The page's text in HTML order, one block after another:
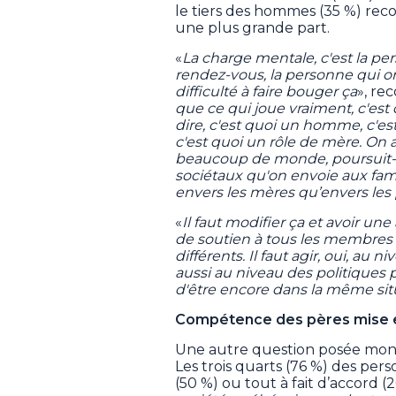
le tiers des hommes (35 %)
une plus grande part.
«La charge mentale, c'est la
rendez-vous, la personne qui
difficulté à faire bouger ça»,
que ce qui joue vraiment, c'est
dire, c'est quoi un homme,
c'est quoi un rôle de mère. On
beaucoup de monde, poursuit-
sociétaux qu'on envoie aux
envers les mères qu’envers les
«Il faut modifier ça et avoir
de soutien à tous les
différents. Il faut agir, oui, au
aussi au niveau des politiques
d'être encore dans la même
Compétence des pères mise
Une autre question posée
Les trois quarts (76 %) des
(50 %) ou tout à fait d’accord